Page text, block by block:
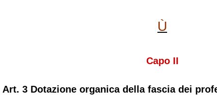
Ù
Capo II
Art. 3 Dotazione organica della fascia dei